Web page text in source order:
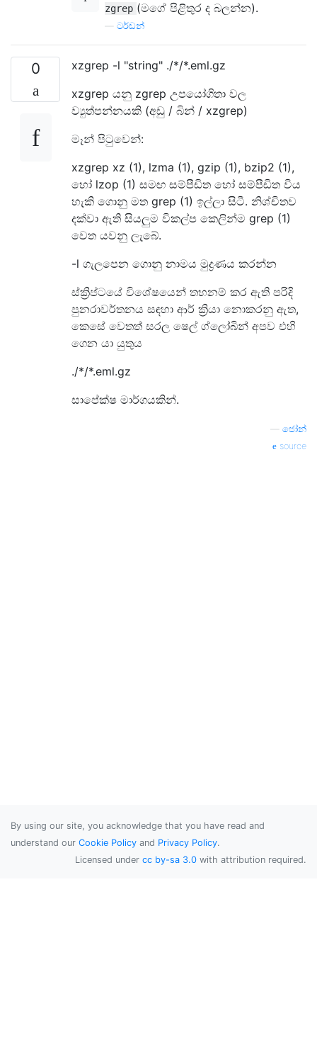
zgrep (මගේ පිළිතුර ද බලන්න).
ටර්ඩන්
0
xzgrep -l "string" ./*/*.eml.gz
xzgrep යනු zgrep උපයෝගිතා වල
ව්‍යුත්පන්නයකි (අඩු / බින් / xzgrep)
මෑන් පිටුවෙන්:
xzgrep xz (1), lzma (1), gzip (1), bzip2 (1),
හෝ lzop (1) සමඟ සම්පීඩිත හෝ සම්පීඩිත විය
හැකි ගොනු මත grep (1) ඉල්ලා සිටී. නිශ්චිතව
දක්වා ඇති සියලුම විකල්ප කෙලින්ම grep (1)
වෙත යවනු ලැබේ.
-l ගැලපෙන ගොනු නාමය මුද්‍රණය කරන්න
ස්ක්‍රිප්ටයේ විශේෂයෙන් තහනම් කර ඇති පරිදි
පුනරාවර්තනය සඳහා ආර් ක්‍රියා නොකරනු ඇත,
කෙසේ වෙතත් සරල ෂෙල් ග්ලෝබින් අපව එහි
ගෙන යා යුතුය
./*/*.eml.gz
සාපේක්ෂ මාර්ගයකින්.
ජෝන්
source
By using our site, you acknowledge that you have read and
understand our Cookie Policy and Privacy Policy.
Licensed under cc by-sa 3.0 with attribution required.